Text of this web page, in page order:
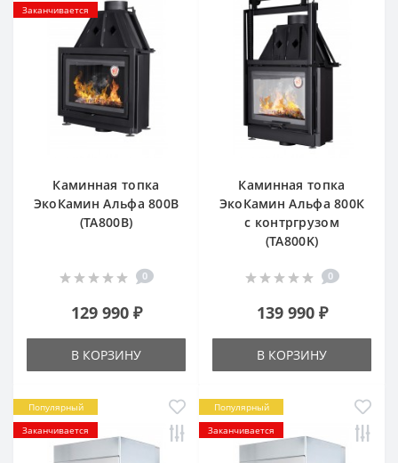
Заканчивается
Каминная топка
ЭкоКамин Альфа 800B
(TA800B)
0
129 990 ₽
В КОРЗИНУ
Каминная топка
ЭкоКамин Альфа 800К
с контргрузом
(TA800K)
0
139 990 ₽
В КОРЗИНУ
Популярный
Заканчивается
Популярный
Заканчивается